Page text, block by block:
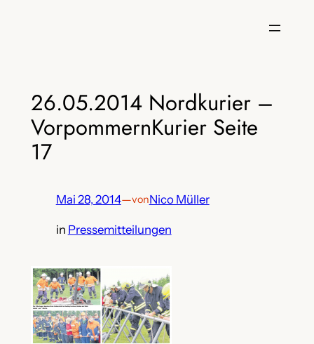
26.05.2014 Nordkurier –
VorpommernKurier Seite
17
Mai 28, 2014—vonNico Müller
in Pressemitteilungen